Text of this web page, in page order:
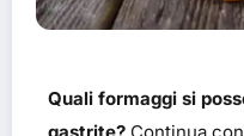
Quali formaggi si